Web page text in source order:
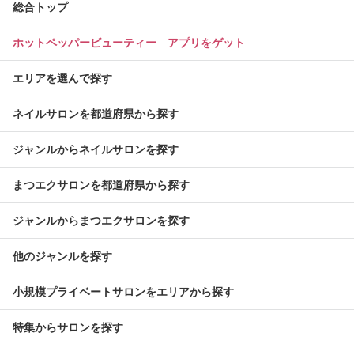
総合トップ
ホットペッパービューティー アプリをゲット
エリアを選んで探す
ネイルサロンを都道府県から探す
ジャンルからネイルサロンを探す
まつエクサロンを都道府県から探す
ジャンルからまつエクサロンを探す
他のジャンルを探す
小規模プライベートサロンをエリアから探す
特集からサロンを探す